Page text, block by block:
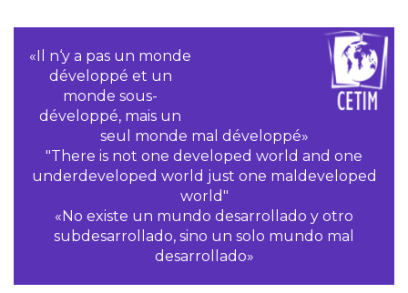
«Il n‘y a pas un monde
développé et un
monde sous-
développé, mais un
seul monde mal développé»
"There is not one developed world and one
underdeveloped world just one maldeveloped
world"
«No existe un mundo desarrollado y otro
subdesarrollado, sino un solo mundo mal
desarrollado»